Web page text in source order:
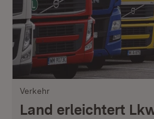
Verkehr
Land erleichtert